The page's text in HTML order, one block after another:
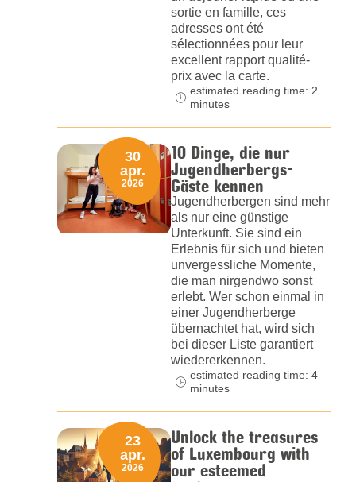
sortie en famille, ces
adresses ont été
sélectionnées pour leur
excellent rapport qualité-
prix avec la carte.
estimated reading time: 2
minutes
10 Dinge, die nur
Jugendherbergs-
Gäste kennen
Jugendherbergen sind mehr
als nur eine günstige
Unterkunft. Sie sind ein
Erlebnis für sich und bieten
unvergessliche Momente,
die man nirgendwo sonst
erlebt. Wer schon einmal in
einer Jugendherberge
übernachtet hat, wird sich
bei dieser Liste garantiert
wiedererkennen.
30
apr.
2026
estimated reading time: 4
minutes
Unlock the treasures
of Luxembourg with
our esteemed
23
apr.
2026